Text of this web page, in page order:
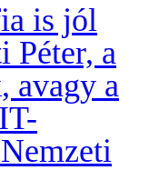
is jól
Péter, a
avagy a